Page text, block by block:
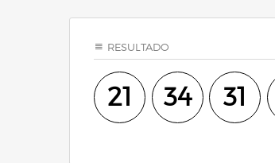
RESULTADO
21 34 31